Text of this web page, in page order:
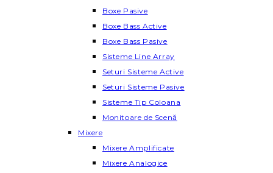
Boxe Pasive
Boxe Bass Active
Boxe Bass Pasive
Sisteme Line Array
Seturi Sisteme Active
Seturi Sisteme Pasive
Sisteme Tip Coloana
Monitoare de Scenă
Mixere
Mixere Amplificate
Mixere Analogice